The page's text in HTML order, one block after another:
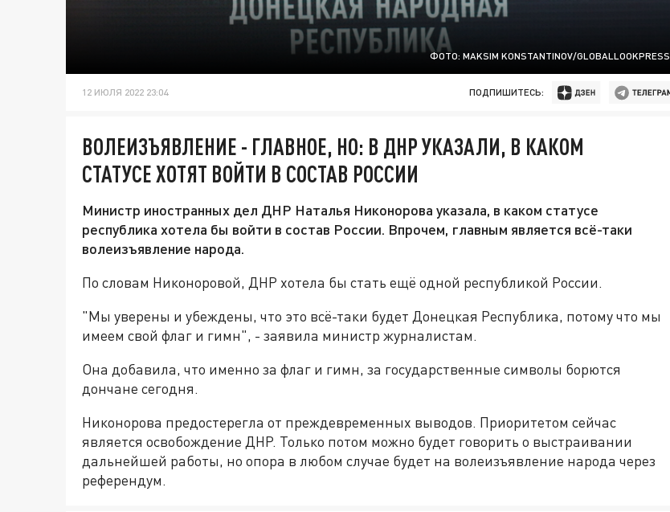
ФОТО: MAKSIM KONSTANTINOV/GLOBALLOOKPRESS
12 ИЮЛЯ 2022 23:04 ПОДПИШИТЕСЬ:
ВОЛЕИЗЪЯВЛЕНИЕ - ГЛАВНОЕ, НО: В ДНР УКАЗАЛИ, В КАКОМ
СТАТУСЕ ХОТЯТ ВОЙТИ В СОСТАВ РОССИИ
Министр иностранных дел ДНР Наталья Никонорова указала, в каком статусе
республика хотела бы войти в состав России. Впрочем, главным является всё-таки
волеизъявление народа.
По словам Никоноровой, ДНР хотела бы стать ещё одной республикой России.
"Мы уверены и убеждены, что это всё-таки будет Донецкая Республика, потому что мы
имеем свой флаг и гимн", - заявила министр журналистам.
Она добавила, что именно за флаг и гимн, за государственные символы борются
дончане сегодня.
Никонорова предостерегла от преждевременных выводов. Приоритетом сейчас
является освобождение ДНР. Только потом можно будет говорить о выстраивании
дальнейшей работы, но опора в любом случае будет на волеизъявление народа через
референдум.